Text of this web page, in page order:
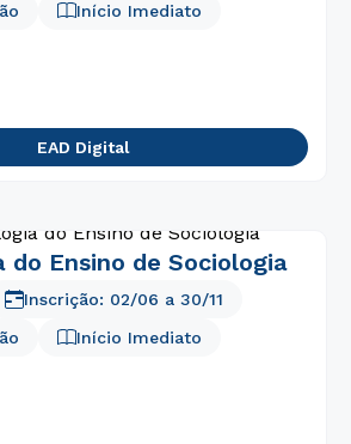
Início Imediato
EAD Digital
do Ensino de Sociologia
Início Imediato
Inscrição: 02/06 a 30/11